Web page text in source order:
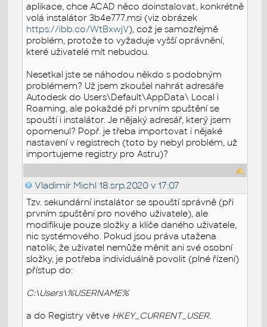
aplikace, chce ACAD něco doinstalovat, konkrétně
volá instalátor 3b4e777.msi (viz obrázek
https://ibb.co/WtBxwjV), což je samozřejmě
problém, protože to vyžaduje vyšší oprávnění,
které uživatelé mít nebudou.
Nesetkal jste se náhodou někdo s podobným
problémem? Už jsem zkoušel nahrát adresáře
Autodesk do Users\Default\AppData\ Local i
Roaming, ale pokaždé při prvním spuštění se
spouští i instalátor. Je nějaký adresář, který jsem
opomenul? Popř. je třeba importovat i nějaké
nastavení v registrech (toto by nebyl problém, už
importujeme registry pro Astru)?
Vladimír Michl 18.srp.2020 v 17:07
Tzv. sekundární instalátor se spouští správně (při
prvním spuštění pro nového uživatele), ale
modifikuje pouze složky a klíče daného uživatele,
nic systémového. Pokud jsou práva utažena
natolik, že uživatel nemůže měnit ani své osobní
složky, je potřeba individuálně povolit (plné řízení)
přístup do:
C:\Users\%USERNAME%
a do Registry větve HKEY_CURRENT_USER.